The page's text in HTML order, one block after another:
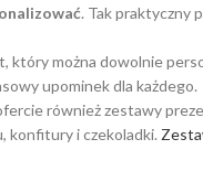
. Tak praktyczny
który można dowolnie
upominek dla każdego.
również zestawy
konfitury i czekoladki.